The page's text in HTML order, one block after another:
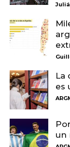
La
es
un